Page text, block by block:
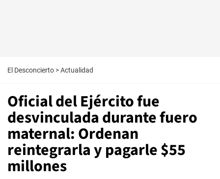
El Desconcierto >Actualidad
Oficial del Ejército fue
desvinculada durante fuero
maternal: Ordenan
reintegrarla y pagarle $55
millones